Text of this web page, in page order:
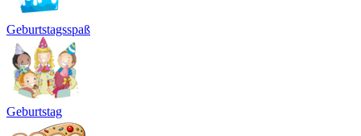
Geburtstagsspaß
Geburtstag